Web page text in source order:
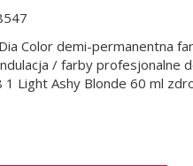
Color demi-permanentna
/ farby profesjonalne
1 Light Ashy Blonde 60 ml